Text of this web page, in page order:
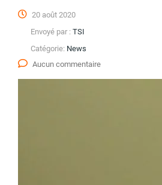
20 août 2020
Envoyé par : TSI
Catégorie: News
Aucun commentaire